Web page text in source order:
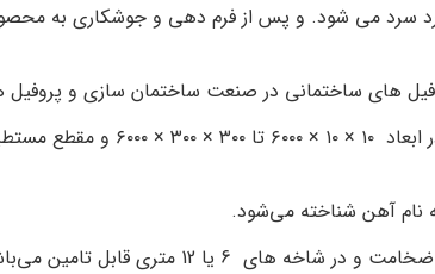
سرد می شود. و پس از فرم دهی و جوشکاری به
های ساختمانی در صنعت ساختمان سازی و